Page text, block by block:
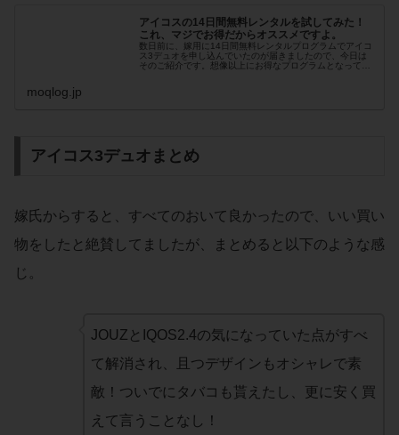
アイコスの14日間無料レンタルを試してみた！
これ、マジでお得だからオススメですよ。
数日前に、嫁用に14日間無料レンタルプログラムでアイコ
ス3デュオを申し込んでいたのが届きましたので、今日は
そのご紹介です。想像以上にお得なプログラムとなってお
moqlog.jp
アイコス3デュオまとめ
嫁氏からすると、すべてのおいて良かったので、いい買い
物をしたと絶賛してましたが、まとめると以下のような感
じ。
JOUZとIQOS2.4の気になっていた点がすべ
て解消され、且つデザインもオシャレで素
敵！ついでにタバコも貰えたし、更に安く買
えて言うことなし！